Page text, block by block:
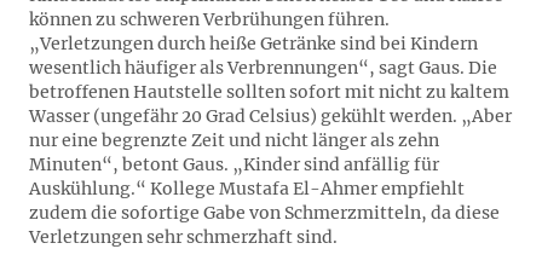
können zu schweren Verbrühungen führen.
„Verletzungen durch heiße Getränke sind bei Kindern
wesentlich häufiger als Verbrennungen“, sagt Gaus. Die
betroffenen Hautstelle sollten sofort mit nicht zu kaltem
Wasser (ungefähr 20 Grad Celsius) gekühlt werden. „Aber
nur eine begrenzte Zeit und nicht länger als zehn
Minuten“, betont Gaus. „Kinder sind anfällig für
Auskühlung.“ Kollege Mustafa El-Ahmer empfiehlt
zudem die sofortige Gabe von Schmerzmitteln, da diese
Verletzungen sehr schmerzhaft sind.